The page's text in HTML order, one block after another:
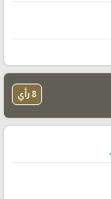
8 رأي